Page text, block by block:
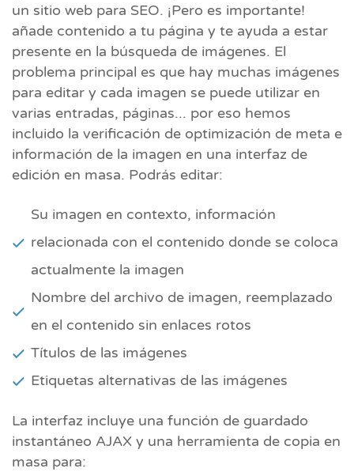
un sitio web para SEO. ¡Pero es importante!
añade contenido a tu página y te ayuda a estar
presente en la búsqueda de imágenes. El
problema principal es que hay muchas imágenes
para editar y cada imagen se puede utilizar en
varias entradas, páginas... por eso hemos
incluido la verificación de optimización de meta e
información de la imagen en una interfaz de
edición en masa. Podrás editar:
Su imagen en contexto, información
relacionada con el contenido donde se coloca
actualmente la imagen
Nombre del archivo de imagen, reemplazado
en el contenido sin enlaces rotos
Títulos de las imágenes
Etiquetas alternativas de las imágenes
La interfaz incluye una función de guardado
instantáneo AJAX y una herramienta de copia en
masa para: